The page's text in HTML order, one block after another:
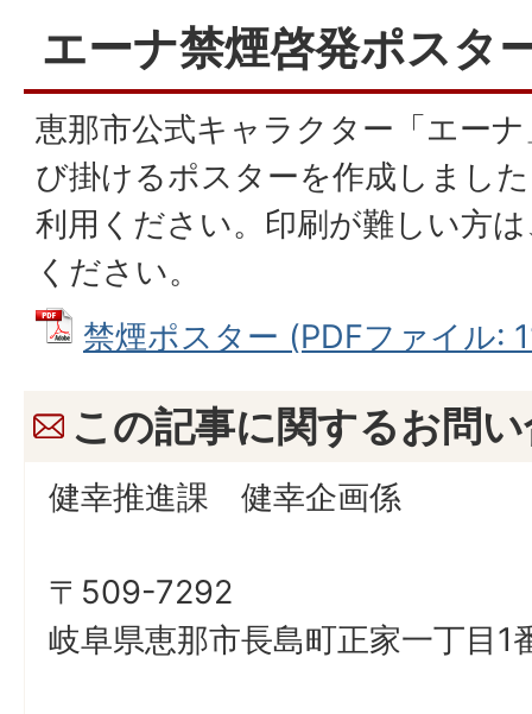
エーナ禁煙啓発ポスタ
恵那市公式キャラクター「エー
び掛けるポスターを作成しまし
利用ください。印刷が難しい方
ください。
禁煙ポスター (PDFファイル:
この記事に関するお問
健幸推進課 健幸企画係
〒509-7292
岐阜県恵那市長島町正家一丁目